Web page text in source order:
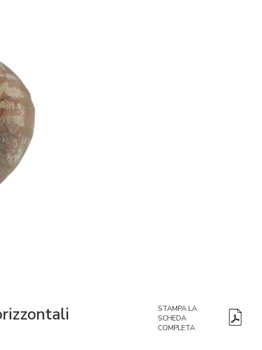
STAMPA LA
SCHEDA
COMPLETA